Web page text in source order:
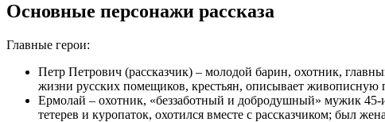
Основные персонажи рассказа
Главные герои:
Петр Петрович (рассказчик) – молодой барин, охотник,
жизни русских помещиков, крестьян, описывает живописную
Ермолай – охотник, «беззаботный и добродушный» мужик
тетерев и куропаток, охотился вместе с рассказчиком; был